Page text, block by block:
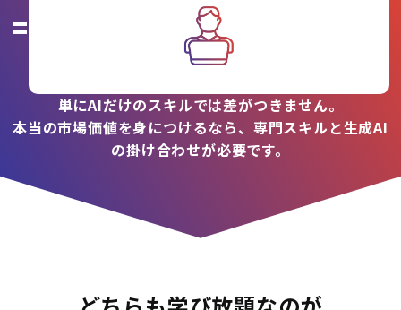
=
単にAIだけのスキルでは差がつきません。
本当の市場価値を身につけるなら、専門スキルと生成AI
の掛け合わせが必要です。